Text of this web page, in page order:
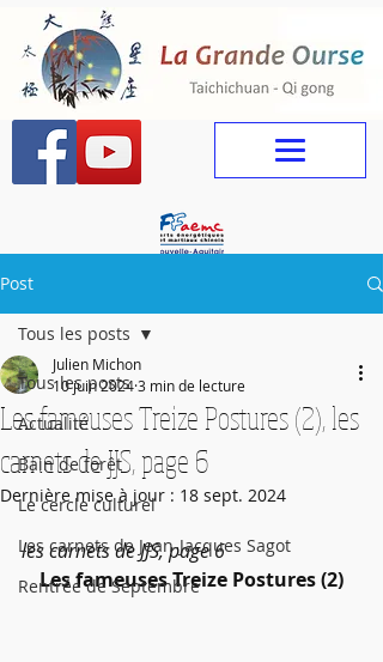
Post
Tous les posts
Actualité
Bain de forêt
Le cercle culturel
Les carnets de Jean-Jacques Sagot
Rentrée de Septembre
Tous les posts
Les fameuses Treize Postures (2), les
carnets de JJS, page 6
Julien Michon
10 juin 20243 min de lecture
Dernière mise à jour : 18 sept. 2024
les carnets de JJS, page 6
Les fameuses Treize Postures (2)